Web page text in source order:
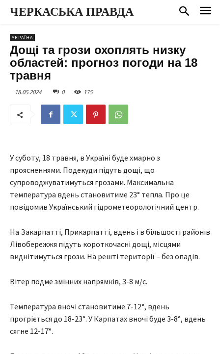
ЧЕРКАСЬКА ПРАВДА
УКРАЇНА
Дощі та грози охоплять низку
областей: прогноз погоди на 18
травня
18.05.2024 0 175
У суботу, 18 травня, в Україні буде хмарно з
проясненнями. Подекуди підуть дощі, що
супроводжуватимуться грозами. Максимальна
температура вдень становитиме 23° тепла. Про це
повідомив Український гідрометеорологічний центр.
На Закарпатті, Прикарпатті, вдень і в більшості районів
Лівобережжя підуть короткочасні дощі, місцями
виднітимуться грози. На решті території – без опадів.
Вітер подме змінних напрямків, 3-8 м/с.
Температура вночі становитиме 7-12°, вдень
прогріється до 18-23°. У Карпатах вночі буде 3-8°, вдень
сягне 12-17°.